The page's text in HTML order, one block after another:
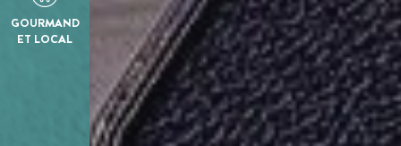
GOURMAND
ET LOCAL